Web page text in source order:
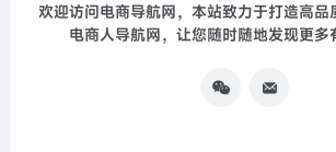
欢迎访问电商导航网，本站致力于打造高品
电商人导航网，让您随时随地发现更多